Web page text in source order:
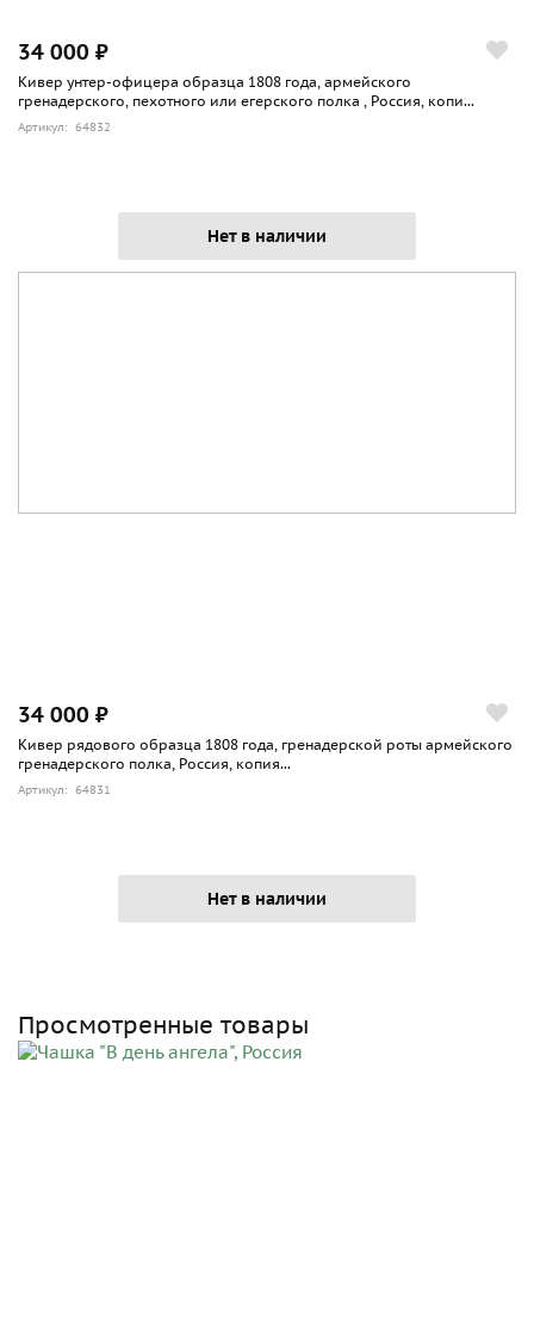
34 000 ₽
Кивер унтер-офицера образца 1808 года, армейского
гренадерского, пехотного или егерского полка , Россия, копи...
Артикул: 64832
Нет в наличии
34 000 ₽
Кивер рядового образца 1808 года, гренадерской роты армейского
гренадерского полка, Россия, копия...
Артикул: 64831
Нет в наличии
Просмотренные товары